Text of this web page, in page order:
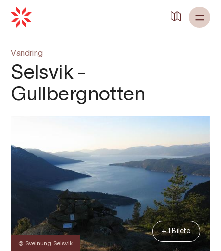
Vandring
Selsvik -
Gullbergnotten
@ Sveinung Selsvik
+ 1 Bilete